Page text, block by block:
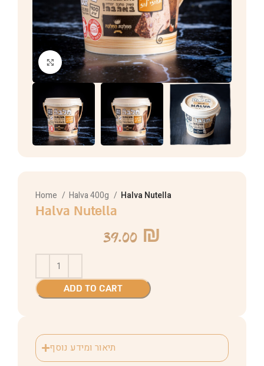
Home Halva 400g Halva Nutella
Halva Nutella
39.00 ₪
ADD TO CART
תיאור ומידע נוסף
Click to enlarge